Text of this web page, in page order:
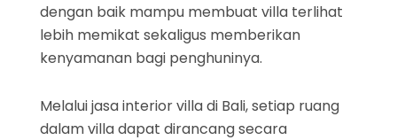
dengan baik mampu membuat villa terlihat
lebih memikat sekaligus memberikan
kenyamanan bagi penghuninya.
Melalui jasa interior villa di Bali, setiap ruang
dalam villa dapat dirancang secara